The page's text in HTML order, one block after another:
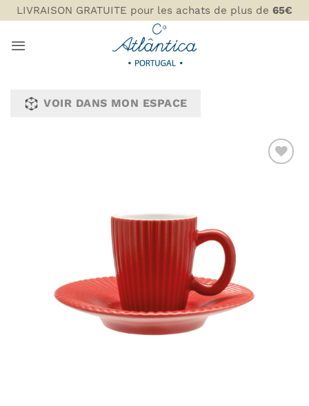
Passer
au
contenu
LIVRAISON GRATUITE pour les achats de plus de 65€
VOIR DANS MON ESPACE